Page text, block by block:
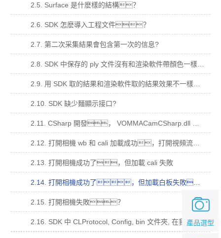
2.5. Surface 是什麽樣的結構？
2.6. SDK 怎麽導入工程文件？
2.7. 第二次采集結果會包含第一次的信息?
2.10. SDK 缺少麵顯示接口?
2.13. 打開相機成功了，但加載 cali 失敗
2.15. 打開相機失敗？
2.16. SDK 中 CLProtocol, Config, bin 文件夾, 在我的工程中的用法？
產品選型